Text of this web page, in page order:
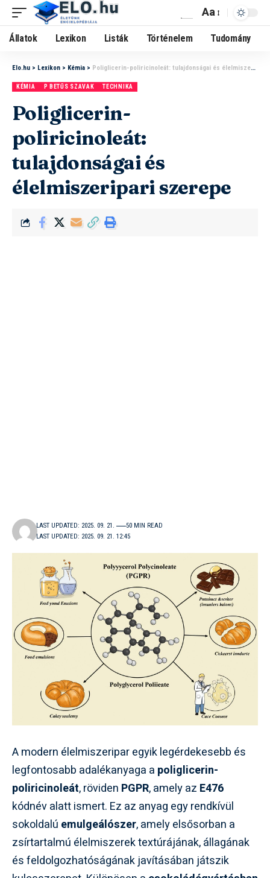
Aa
Állatok Lexikon Listák Történelem Tudomány
Elo.hu > Lexikon > Kémia > Poliglicerin-poliricinoleát: tulajdonságai és élelmiszeripari szerepe
KÉMIA P BETŰS SZAVAK TECHNIKA
Poliglicerin-
poliricinoleát:
tulajdonságai és
élelmiszeripari szerepe
LAST UPDATED: 2025. 09. 21. 12:45
LAST UPDATED: 2025. 09. 21. 50 MIN READ
A modern élelmiszeripar egyik legérdekesebb és
legfontosabb adalékanyaga a poliglicerin-
poliricinoleát, röviden PGPR, amely az E476
kódnév alatt ismert. Ez az anyag egy rendkívül
sokoldalú emulgeálószer, amely elsősorban a
zsírtartalmú élelmiszerek textúrájának, állagának
és feldolgozhatóságának javításában játszik